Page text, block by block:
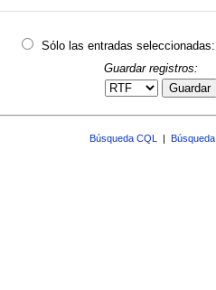
Sólo las entradas seleccionadas:
Guardar registros:
Guardar
Búsqueda CQL